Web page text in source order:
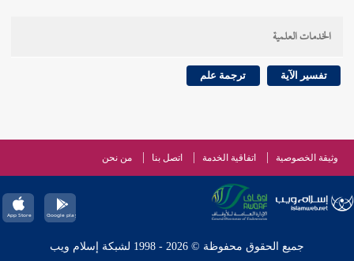
الخدمات العلمية
تفسير الآية ترجمة علم
وثيقة الخصوصية اتفاقية الخدمة اتصل بنا من نحن
جميع الحقوق محفوظة © 2026 - 1998 لشبكة إسلام ويب